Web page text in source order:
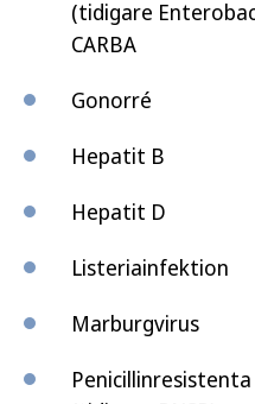
(tidigare
CARBA
Gonorré
Hepatit B
Hepatit D
Listeriainfektion
Marburgvirus